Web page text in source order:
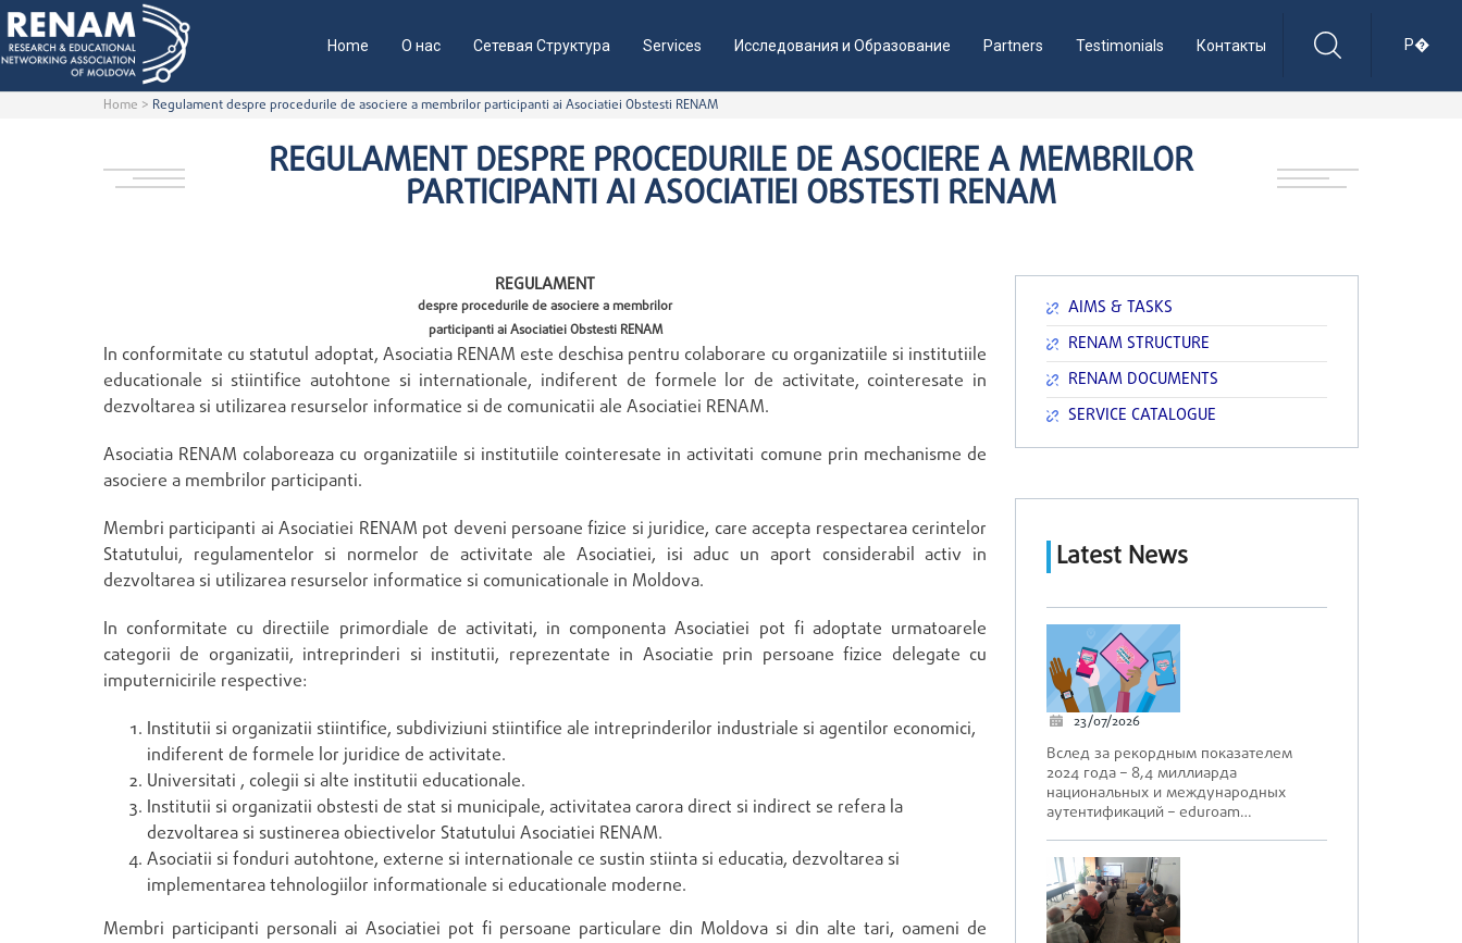
Р�
Home О нас Сетевая Структура Services Исследования и Образование Partners Testimonials Контакты
Home > Regulament despre procedurile de asociere a membrilor participanti ai Asociatiei Obstesti RENAM
REGULAMENT DESPRE PROCEDURILE DE ASOCIERE A MEMBRILOR
PARTICIPANTI AI ASOCIATIEI OBSTESTI RENAM
AIMS & TASKS
RENAM STRUCTURE
RENAM DOCUMENTS
SERVICE CATALOGUE
Latest News
23/07/2026
Вслед за рекордным показателем
2024 года – 8,4 миллиарда
национальных и международных
аутентификаций – eduroam…
REGULAMENT
despre procedurile de asociere a membrilor
participanti ai Asociatiei Obstesti RENAM
In conformitate cu statutul adoptat, Asociatia RENAM este deschisa pentru colaborare cu organizatiile si institutiile
educationale si stiintifice autohtone si internationale, indiferent de formele lor de activitate, cointeresate in
dezvoltarea si utilizarea resurselor informatice si de comunicatii ale Asociatiei RENAM.
Asociatia RENAM colaboreaza cu organizatiile si institutiile cointeresate in activitati comune prin mechanisme de
asociere a membrilor participanti.
Membri participanti ai Asociatiei RENAM pot deveni persoane fizice si juridice, care accepta respectarea cerintelor
Statutului, regulamentelor si normelor de activitate ale Asociatiei, isi aduc un aport considerabil activ in
dezvoltarea si utilizarea resurselor informatice si comunicationale in Moldova.
In conformitate cu directiile primordiale de activitati, in componenta Asociatiei pot fi adoptate urmatoarele
categorii de organizatii, intreprinderi si institutii, reprezentate in Asociatie prin persoane fizice delegate cu
imputernicirile respective:
Institutii si organizatii stiintifice, subdiviziuni stiintifice ale intreprinderilor industriale si agentilor economici,
indiferent de formele lor juridice de activitate.
Universitati , colegii si alte institutii educationale.
Institutii si organizatii obstesti de stat si municipale, activitatea carora direct si indirect se refera la
dezvoltarea si sustinerea obiectivelor Statutului Asociatiei RENAM.
Asociatii si fonduri autohtone, externe si internationale ce sustin stiinta si educatia, dezvoltarea si
implementarea tehnologiilor informationale si educationale moderne.
Membri participanti personali ai Asociatiei pot fi persoane particulare din Moldova si din alte tari, oameni de